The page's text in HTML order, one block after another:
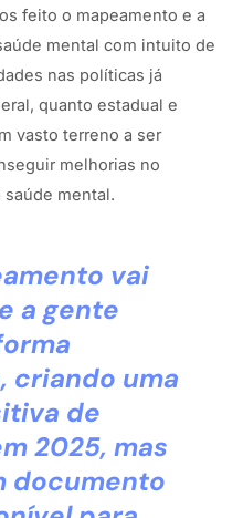
feito o mapeamento e a
mental com intuito de
nas políticas já
quanto estadual e
vasto terreno a ser
melhorias no
mental.
vai
a gente
criando uma
de
2025, mas
documento